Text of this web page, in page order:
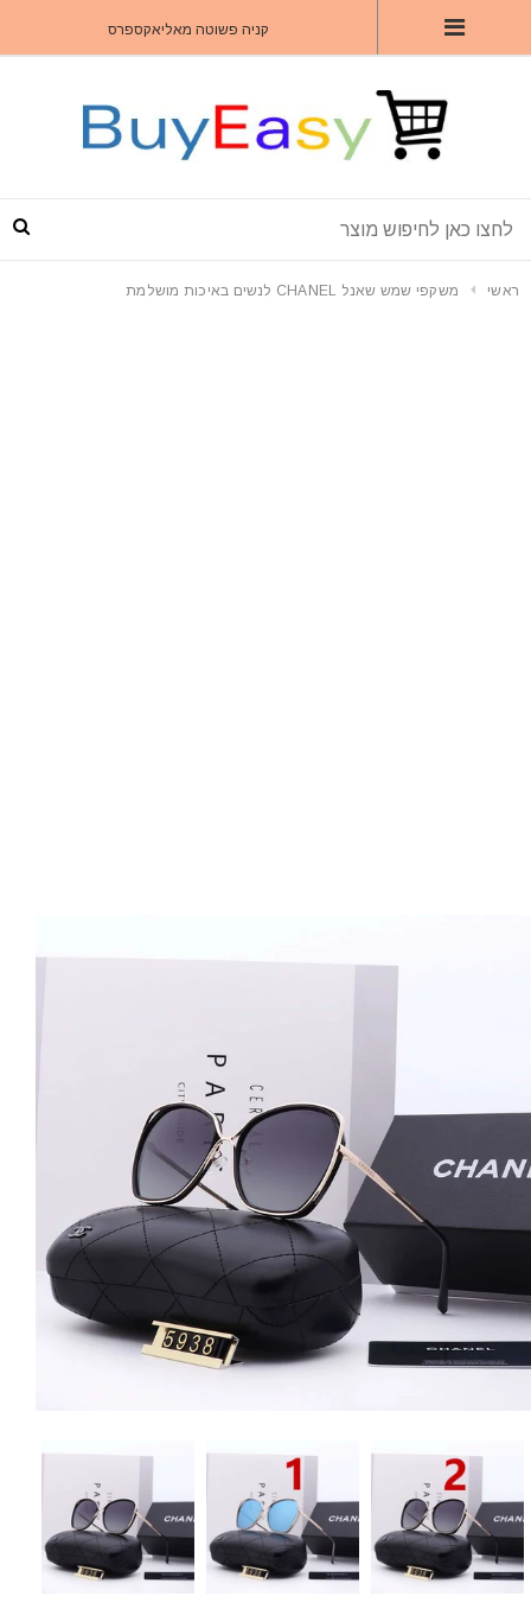
קניה פשוטה מאליאקספרס
ראשי משקפי שמש שאנל CHANEL לנשים באיכות מושלמת